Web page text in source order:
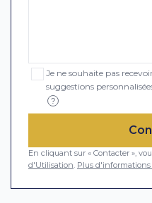
Je ne souhaite pas
suggestions
?
En cliquant sur « Contacter »,
d'Utilisation Plus